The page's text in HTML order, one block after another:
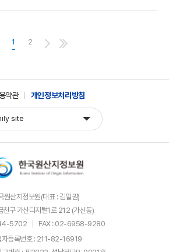
1 2
약관 개인정보처리방침
site
원산지정보원(대표 : 김일권)
천구 가산디지털1로 212 (가산동)
5702
FAX : 02-6958-9280
자등록번호 : 211-82-16919